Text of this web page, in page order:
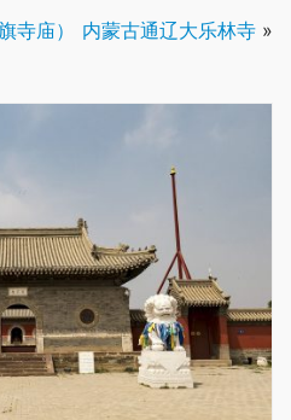
寺庙） 内蒙古通辽大乐林寺 »